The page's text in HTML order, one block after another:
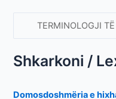
Shkarkoni /
Domosdoshmëria e